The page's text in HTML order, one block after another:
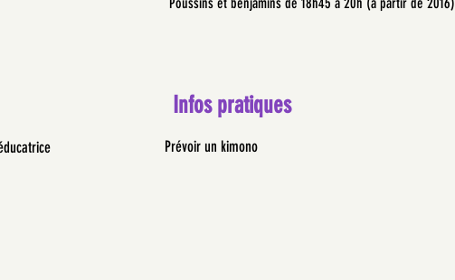
Infos pratiques
Prévoir un kimono